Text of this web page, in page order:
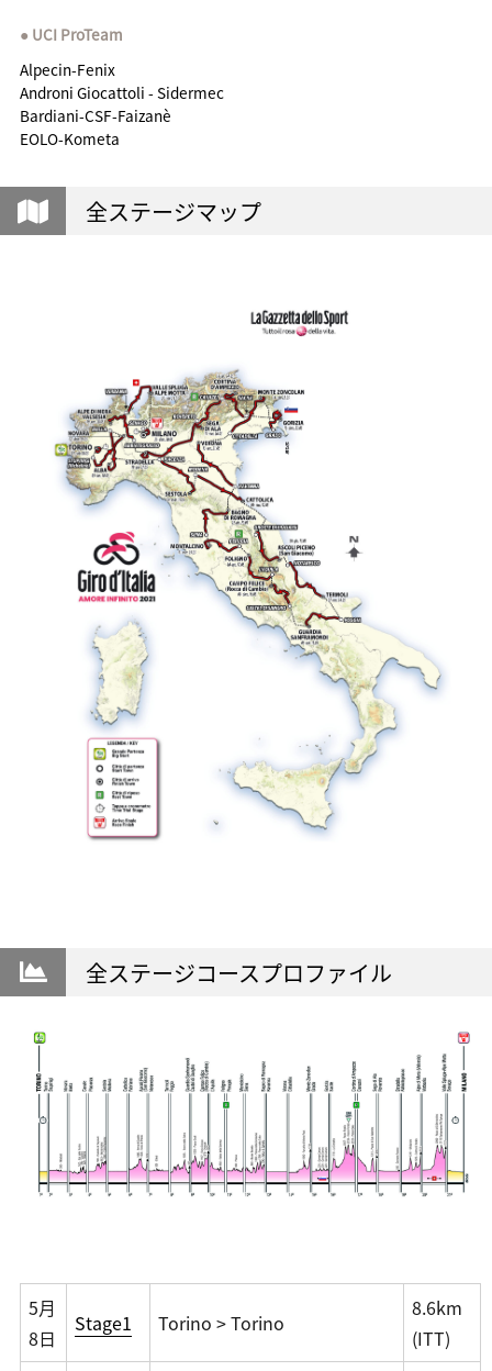
UCI ProTeam
Alpecin-Fenix
Androni Giocattoli - Sidermec
Bardiani-CSF-Faizanè
EOLO-Kometa
全ステージマップ
全ステージコースプロファイル
5月
8日
Stage1 Torino > Torino
8.6km
(ITT)